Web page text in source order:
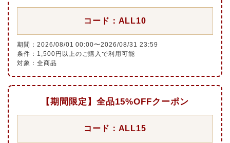
コード：ALL10
期間：2026/08/01 00:00〜2026/08/31 23:59
条件：1,500円以上のご購入で利用可能
対象：全商品
【期間限定】全品15%OFFクーポン
コード：ALL15